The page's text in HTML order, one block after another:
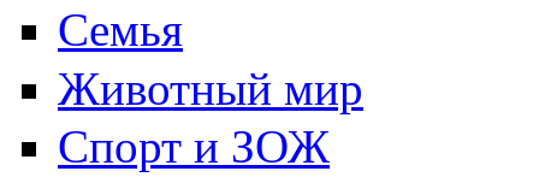
Семья
Животный мир
Спорт и ЗОЖ